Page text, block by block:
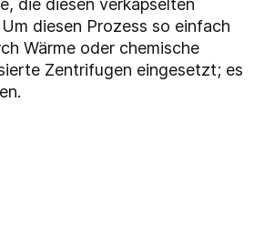
die diesen verkapselten
diesen Prozess so einfach
Wärme oder chemische
Zentrifugen eingesetzt; es